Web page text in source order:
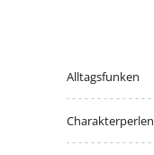
Alltagsfunken
Charakterperlen